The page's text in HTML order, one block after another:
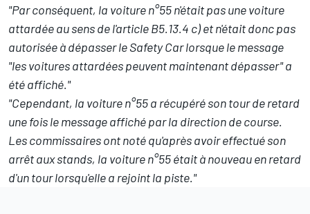
"Par conséquent, la voiture n°55 n'était pas une voiture
attardée au sens de l'article B5.13.4 c) et n'était donc pas
autorisée à dépasser le Safety Car lorsque le message
"les voitures attardées peuvent maintenant dépasser" a
été affiché."
"Cependant, la voiture n°55 a récupéré son tour de retard
une fois le message affiché par la direction de course.
Les commissaires ont noté qu'après avoir effectué son
arrêt aux stands, la voiture n°55 était à nouveau en retard
d'un tour lorsqu'elle a rejoint la piste."